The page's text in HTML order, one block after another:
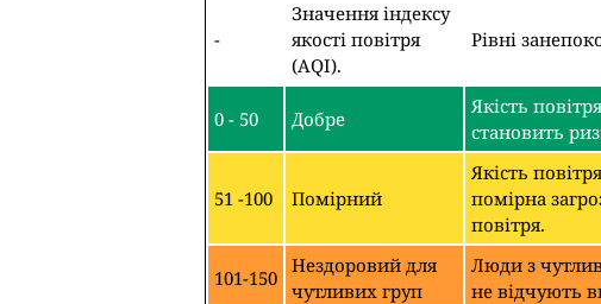
-
Значення індексу
якості повітря
(AQI).
Рівні
0 - 50 Добре
Якість
становить
51 -100 Помірний
Якість
помірна
повітря.
101-150
Нездоровий для
чутливих груп
Люди з
не відчують